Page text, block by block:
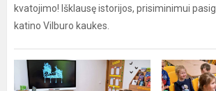
kvatojimo! Išklausę istorijos, prisiminimui
katino Vilburo kaukes.